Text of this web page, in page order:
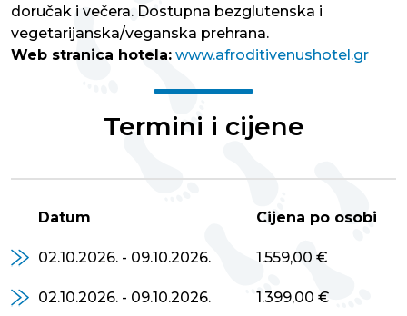
doručak i večera. Dostupna bezglutenska i
vegetarijanska/veganska prehrana.
Web stranica hotela: www.afroditivenushotel.gr
Termini i cijene
Datum Cijena po osobi
02.10.2026. - 09.10.2026. 1.559,00 €
02.10.2026. - 09.10.2026. 1.399,00 €